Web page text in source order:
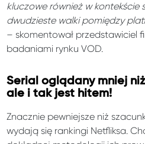
kluczowe również w
dwudzieste walki pomiędzy
– skomentował przedstawiciel
badaniami rynku VOD.
Serial oglądany mniej
ale i tak jest hitem!
Znacznie pewniejsze niż
wydają się rankingi Netfliksa.